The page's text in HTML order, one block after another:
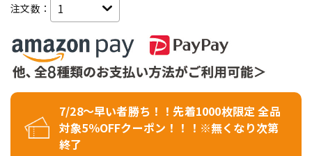
注文数：
7/28～早い者勝ち！！先着1000枚限定 全品
対象5％OFFクーポン！！！※無くなり次第
終了